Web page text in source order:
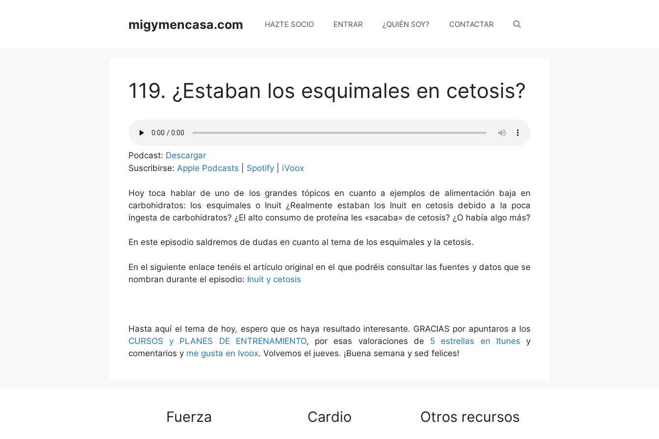
migymencasa.com HAZTE SOCIO ENTRAR ¿QUIÉN SOY? CONTACTAR
119. ¿Estaban los esquimales en cetosis?
Podcast: Descargar
Suscribirse: Apple Podcasts Spotify iVoox
Hoy toca hablar de uno de los grandes tópicos en cuanto a ejemplos de alimentación baja en
carbohidratos: los esquimales o Inuit ¿Realmente estaban los Inuit en cetosis debido a la poca
ingesta de carbohidratos? ¿El alto consumo de proteína les «sacaba» de cetosis? ¿O había algo más?
En este episodio saldremos de dudas en cuanto al tema de los esquimales y la cetosis.
En el siguiente enlace tenéis el artículo original en el que podréis consultar las fuentes y datos que se
nombran durante el episodio: Inuit y cetosis
Hasta aquí el tema de hoy, espero que os haya resultado interesante. GRACIAS por apuntaros a los
CURSOS y PLANES DE ENTRENAMIENTO, por esas valoraciones de 5 estrellas en Itunes y
comentarios y me gusta en Ivoox. Volvemos el jueves. ¡Buena semana y sed felices!
Fuerza Cardio Otros recursos